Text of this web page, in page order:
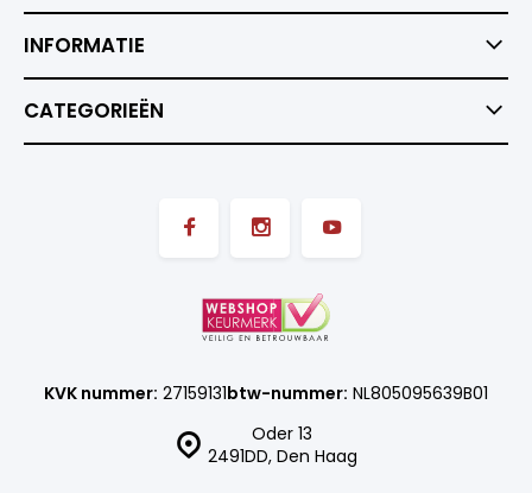
INFORMATIE
CATEGORIEËN
Oder 13
2491DD, Den Haag
KVK nummer: 27159131btw-nummer: NL805095639B01